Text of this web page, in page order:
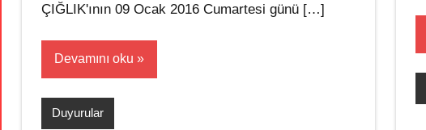
ÇIĞLIK'ının 09 Ocak 2016 Cumartesi günü […]
Devamını oku
Duyurular